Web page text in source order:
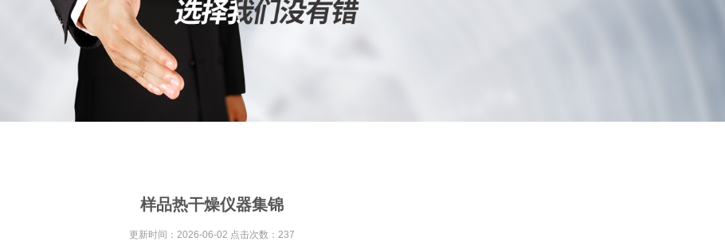
样品热干燥仪器集锦
更新时间：2026-06-02 点击次数：237